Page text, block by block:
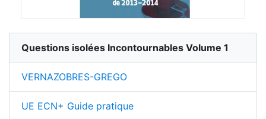
Questions isolées Incontournables Volume 1
VERNAZOBRES-GREGO
UE ECN+ Guide pratique